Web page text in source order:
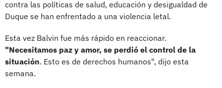
contra las políticas de salud, educación y desigualdad de
Duque se han enfrentado a una violencia letal.
Esta vez Balvin fue más rápido en reaccionar.
"Necesitamos paz y amor, se perdió el control de la
situación. Esto es de derechos humanos", dijo esta
semana.